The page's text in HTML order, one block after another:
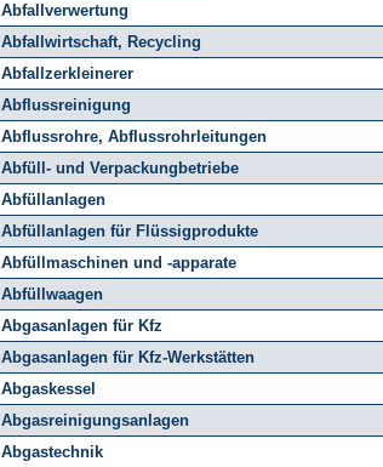
Abfallverwertung
Abfallwirtschaft, Recycling
Abfallzerkleinerer
Abflussreinigung
Abflussrohre, Abflussrohrleitungen
Abfüll- und Verpackungbetriebe
Abfüllanlagen
Abfüllanlagen für Flüssigprodukte
Abfüllmaschinen und -apparate
Abfüllwaagen
Abgasanlagen für Kfz
Abgasanlagen für Kfz-Werkstätten
Abgaskessel
Abgasreinigungsanlagen
Abgastechnik